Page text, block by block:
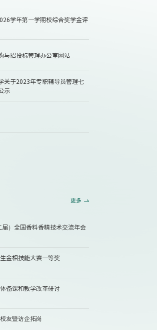
学年第一学期校综合奖学金评
与招投标管理办公室网站
关于2023年专职辅导员管理七
示
更多
）全国香料香精技术交流年会
金相技能大赛一等奖
备课和教学改革研讨
友暨访企拓岗